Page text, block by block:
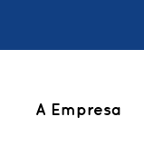
A Empresa